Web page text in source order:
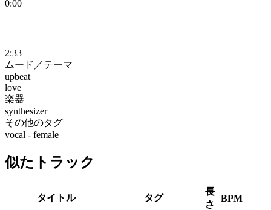
0:00
2:33
ムード／テーマ
upbeat
love
楽器
synthesizer
その他のタグ
vocal - female
似たトラック
タイトル タグ
長
さ
BPM